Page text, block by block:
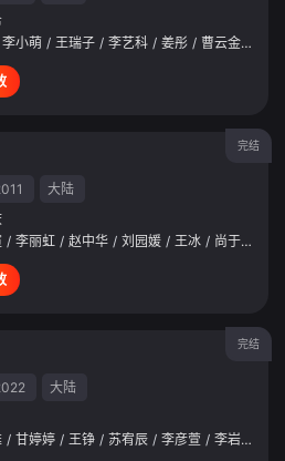
李小萌 / 王瑞子 / 李艺科 / 姜彤 / 曹云金 /
完结
大陆
/ 李丽虹 / 赵中华 / 刘园媛 / 王冰 / 尚于博
完结
大陆
/ 甘婷婷 / 王铮 / 苏宥辰 / 李彦萱 / 李岩 /